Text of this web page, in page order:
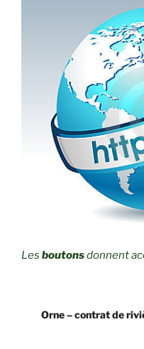
Les boutonsdonnent
Orne – contrat de